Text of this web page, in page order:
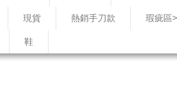
現貨 熱銷手刀款 瑕疵區
鞋